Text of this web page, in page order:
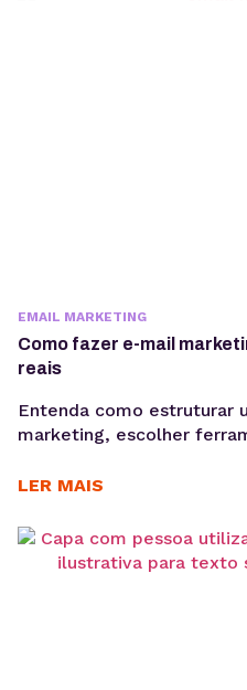
EMAIL MARKETING
Como fazer e-mail
reais
Entenda como estruturar
marketing, escolher
métricas como taxa de
e-mail marketing continua
habilidades mais
LER MAIS